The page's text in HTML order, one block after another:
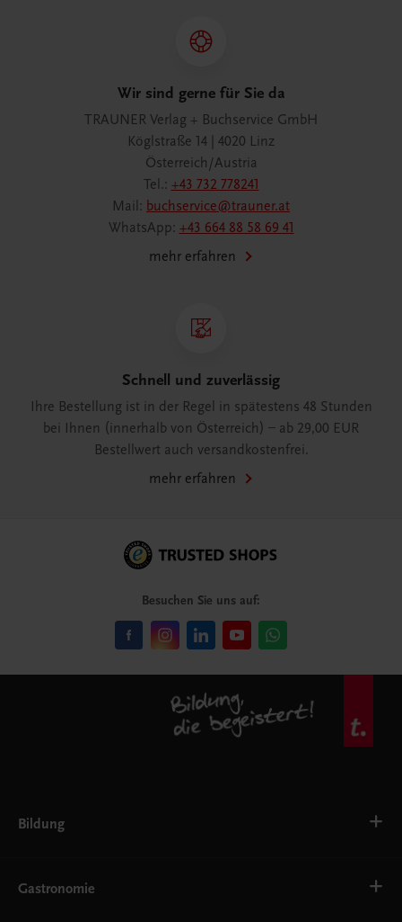
Wir sind gerne für Sie da
TRAUNER Verlag + Buchservice GmbH
Köglstraße 14 | 4020 Linz
Österreich/Austria
Tel.: +43 732 778241
Mail: buchservice@trauner.at
WhatsApp: +43 664 88 58 69 41
mehr erfahren
Schnell und zuverlässig
Ihre Bestellung ist in der Regel in spätestens 48 Stunden
bei Ihnen (innerhalb von Österreich) – ab 29,00 EUR
Bestellwert auch versandkostenfrei.
mehr erfahren
Besuchen Sie uns auf:
Bildung
AHS
Gastronomie